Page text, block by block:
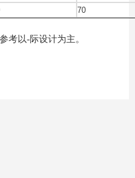
70
考以-际设计为主。